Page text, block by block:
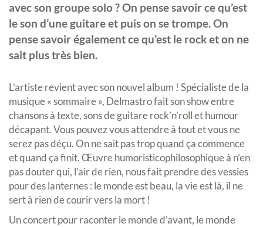
avec son groupe solo ? On pense savoir ce qu’est
le son d’une guitare et puis on se trompe. On
pense savoir également ce qu’est le rock et on ne
sait plus très bien.
L’artiste revient avec son nouvel album ! Spécialiste de la
musique « sommaire », Delmastro fait son show entre
chansons à texte, sons de guitare rock’n’roll et humour
décapant. Vous pouvez vous attendre à tout et vous ne
serez pas déçu. On ne sait pas trop quand ça commence
et quand ça finit. Œuvre humoristicophilosophique à n’en
pas douter qui, l’air de rien, nous fait prendre des vessies
pour des lanternes : le monde est beau, la vie est là, il ne
sert à rien de courir vers la mort !
Un concert pour raconter le monde d’avant, le monde